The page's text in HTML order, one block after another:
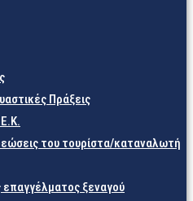
Πράξεις
του τουρίστα/καταναλωτή
ξεναγού